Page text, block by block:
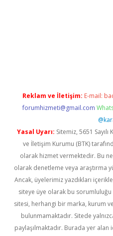
Reklam ve İletişim: E-mail:
forumhizmeti@gmail.com
Yasal Uyarı: Sitemiz, 5651
ve İletişim Kurumu (BTK)
olarak hizmet vermektedir. Bu
olarak denetleme veya araştırma
Ancak, üyelerimiz yazdıkları
siteye üye olarak bu sorumluluğu
sitesi, herhangi bir marka, kurum
bulunmamaktadır. Sitede
paylaşılmaktadır. Burada yer